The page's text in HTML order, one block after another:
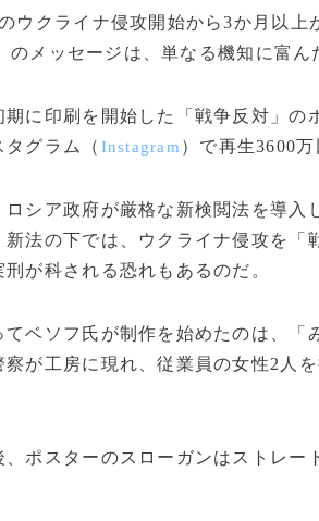
ウクライナ侵攻開始から3か月以上
のメッセージは、単なる機知に富
に印刷を開始した「戦争反対」の
タグラム（ Instagram ）で再生3600
シア政府が厳格な新検閲法を導入
新法の下では、ウクライナ侵攻を
刑が科される恐れもあるのだ。
ベソフ氏が制作を始めたのは、「
察が工房に現れ、従業員の女性2人
ポスターのスローガンはストレー